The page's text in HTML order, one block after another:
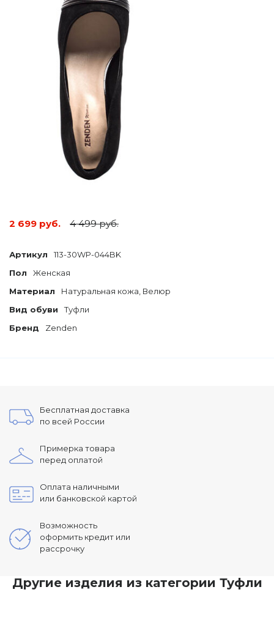
2 699 руб. 4 499 руб.
Артикул
113-30WP-044BK
Пол
Женская
Материал
Натуральная кожа, Велюр
Вид обуви
Туфли
Бренд
Zenden
Бесплатная доставка
по всей России
Примерка товара
перед оплатой
Оплата наличными
или банковской картой
Возможность
оформить кредит или
рассрочку
Другие изделия из категории Туфли